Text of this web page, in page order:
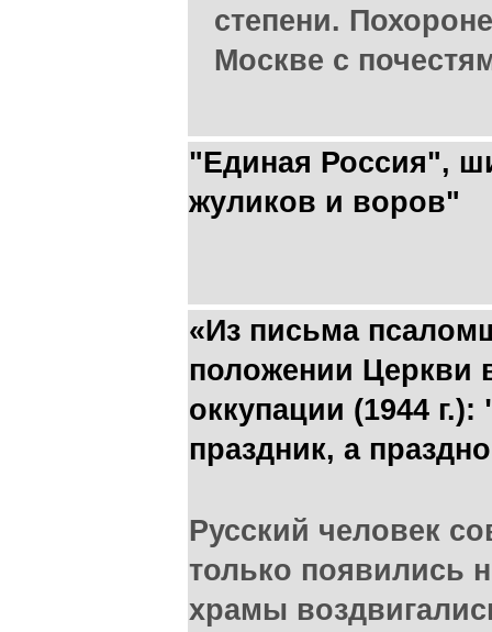
степени.
Москве с
"Единая Россия",
жуликов и воров"
«Из письма
положении Церкви
оккупации (1944
праздник, а
Русский человек
только появились
храмы